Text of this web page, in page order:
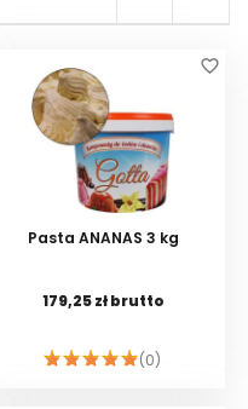
Pasta ANANAS 3 kg
179,25 zł brutto
(0)
favorite_border